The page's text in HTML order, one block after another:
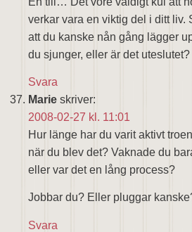
verkar vara en viktig del i ditt liv.
att du kanske nån gång lägger
du sjunger, eller är det uteslutet?
Svara
Marie skriver:
2008-02-27 kl. 11:01
Hur länge har du varit aktivt
när du blev det? Vaknade du
eller var det en lång process?
Jobbar du? Eller pluggar
Svara